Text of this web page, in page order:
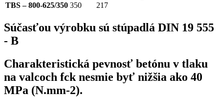
TBS – 800-625/350 350 217
Súčasťou výrobku sú stúpadlá DIN 19 555
- B
Charakteristická pevnosť betónu v tlaku
na valcoch fck nesmie byť nižšia ako 40
MPa (N.mm-2).